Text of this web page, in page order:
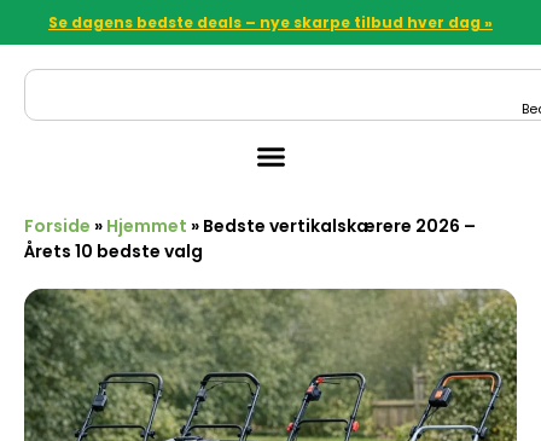
Se dagens bedste deals – nye skarpe tilbud hver dag »
Forside » Hjemmet » Bedste vertikalskærere 2026 –
Årets 10 bedste valg